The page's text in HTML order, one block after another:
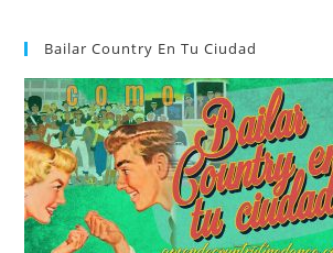
Bailar Country En Tu Ciudad